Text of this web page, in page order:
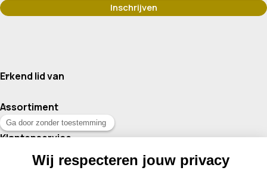
Erkend lid van
Assortiment
Klantenservice
Contact